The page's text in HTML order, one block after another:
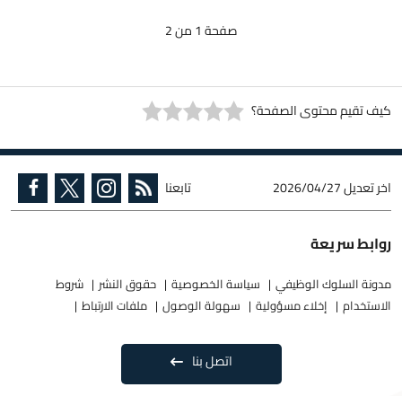
صفحة 1 من 2
كيف تقيم محتوى الصفحة؟
اخر تعديل2026/04/27 تابعنا
روابط سريعة
مدونة السلوك الوظيفي سياسة الخصوصية حقوق النشر
شروط
الاستخدام
إخلاء مسؤولية سهولة الوصول ملفات الارتباط
اتصل بنا